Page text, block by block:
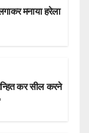
मनाया हरेला
कर सील करने